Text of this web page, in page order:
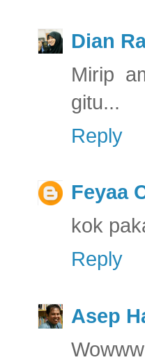
Dian
Mirip
gitu...
Reply
Feyaa
kok
Reply
Asep